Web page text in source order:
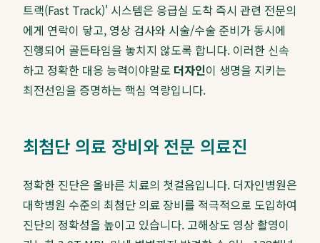
트랙(Fast Track)' 시스템은 응급실 도착 즉시 관련 전문의
에게 연락이 닿고, 영상 검사와 시술/수술 준비가 동시에
진행되어 골든타임을 놓치지 않도록 합니다. 이러한 신속
하고 정확한 대응 능력이야말로 더자인이 생명을 지키는
최전선임을 증명하는 핵심 역량입니다.
최첨단 의료 장비와 전문 의료진
정확한 진단은 올바른 치료의 첫걸음입니다. 더자인병원은
대학병원 수준의 최첨단 의료 장비를 적극적으로 도입하여
진단의 정확성을 높이고 있습니다. 고해상도 영상 촬영이